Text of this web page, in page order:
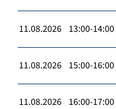
11.08.2026 13:00-14:00
11.08.2026 15:00-16:00
11.08.2026 16:00-17:00